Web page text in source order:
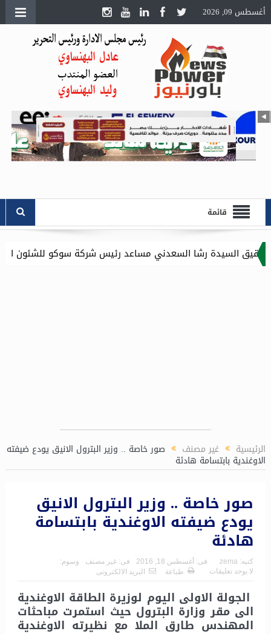
أغسطس 09, 2026
قائمة
السعدني مساعد رئيس شركة سوكو للشئون الادارية .. وموقع
الرئيسية غير مصنف صور خاصة .. وزير البترول الانيق يودع ضيفته
الاوغندية بابتسامة هادئة
صور خاصة .. وزير البترول الانيق
يودع ضيفته الاوغندية بابتسامة
هادئة
كتبه: zema فى: أغسطس 18, 2016 فى: غير مصنف
وسوم:
لا يوجد تعليقات
طباعة البريد الالكترونى
الجولة الاولى اليوم لوزيرة الطاقة الاوغندية
الى مقر وزارة البترول حيث استمرت مباحثات
المهندس طارق الملا مع نظيرته الاوغندية